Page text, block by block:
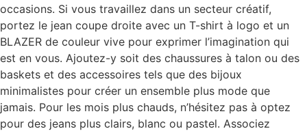
occasions. Si vous travaillez dans un secteur créatif,
portez le jean coupe droite avec un T-shirt à logo et un
BLAZER de couleur vive pour exprimer l’imagination qui
est en vous. Ajoutez-y soit des chaussures à talon ou des
baskets et des accessoires tels que des bijoux
minimalistes pour créer un ensemble plus mode que
jamais. Pour les mois plus chauds, n’hésitez pas à optez
pour des jeans plus clairs, blanc ou pastel. Associez